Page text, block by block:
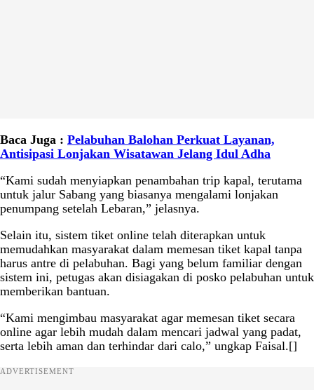
Baca Juga : Pelabuhan Balohan Perkuat Layanan,
Antisipasi Lonjakan Wisatawan Jelang Idul Adha
“Kami sudah menyiapkan penambahan trip kapal, terutama
untuk jalur Sabang yang biasanya mengalami lonjakan
penumpang setelah Lebaran,” jelasnya.
Selain itu, sistem tiket online telah diterapkan untuk
memudahkan masyarakat dalam memesan tiket kapal tanpa
harus antre di pelabuhan. Bagi yang belum familiar dengan
sistem ini, petugas akan disiagakan di posko pelabuhan untuk
memberikan bantuan.
“Kami mengimbau masyarakat agar memesan tiket secara
online agar lebih mudah dalam mencari jadwal yang padat,
serta lebih aman dan terhindar dari calo,” ungkap Faisal.[]
ADVERTISEMENT